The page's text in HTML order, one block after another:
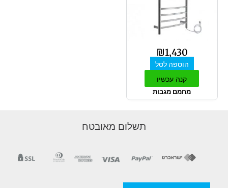
₪1,430
הוספה לסל
קנה עכשיו
מחמם מגבות
תשלום מאובטח